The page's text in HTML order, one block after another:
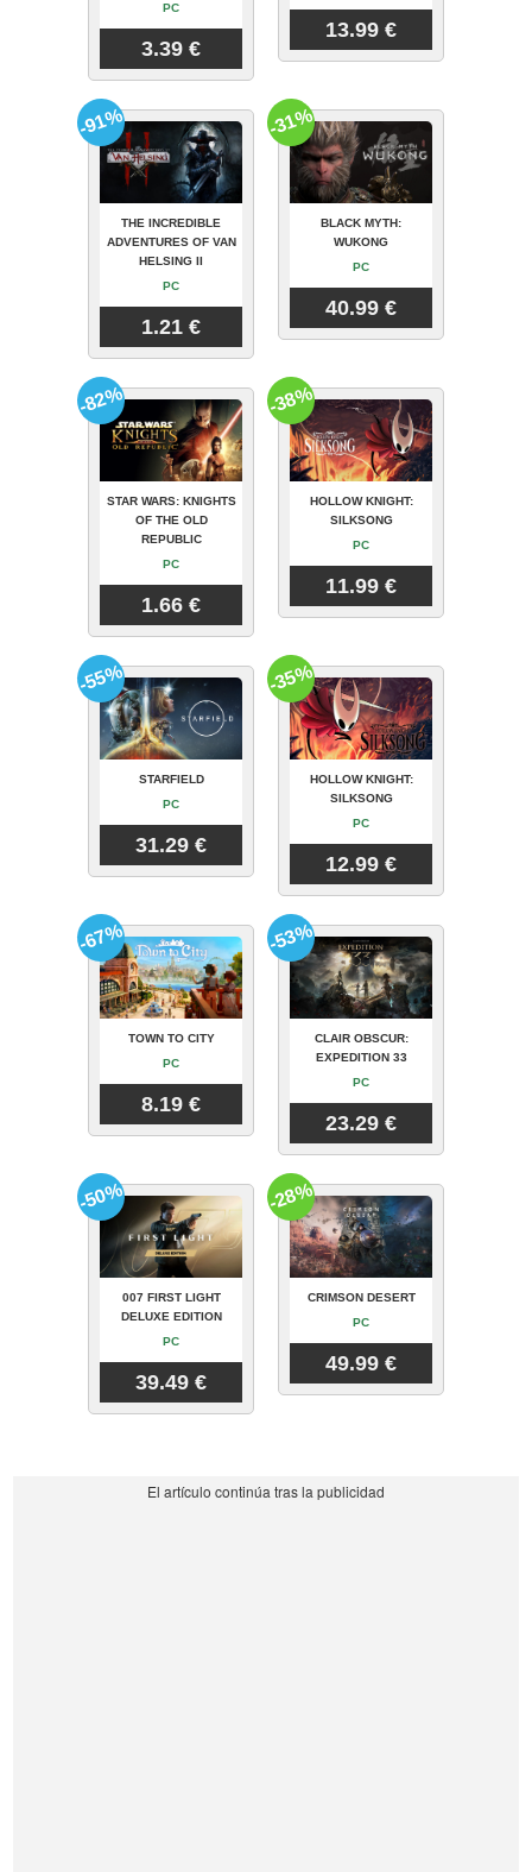
PC
3.39 €
13.99 €
THE INCREDIBLE
ADVENTURES OF VAN
HELSING II
PC
1.21 €
-91%
BLACK MYTH:
WUKONG
PC
40.99 €
-31%
STAR WARS: KNIGHTS
OF THE OLD
REPUBLIC
PC
1.66 €
-82%
HOLLOW KNIGHT:
SILKSONG
PC
11.99 €
-38%
STARFIELD
PC
31.29 €
-55%
HOLLOW KNIGHT:
SILKSONG
PC
12.99 €
-35%
TOWN TO CITY
PC
8.19 €
-67%
CLAIR OBSCUR:
EXPEDITION 33
PC
23.29 €
-53%
007 FIRST LIGHT
DELUXE EDITION
PC
39.49 €
-50%
CRIMSON DESERT
PC
49.99 €
-28%